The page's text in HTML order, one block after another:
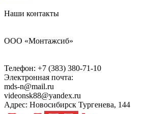
Наши контакты
ООО «Монтажсиб»
Телефон: +7 (383) 380-71-10
Электронная почта:
mds-n@mail.ru
videonsk88@yandex.ru
Адрес: Новосибирск Тургенева, 144